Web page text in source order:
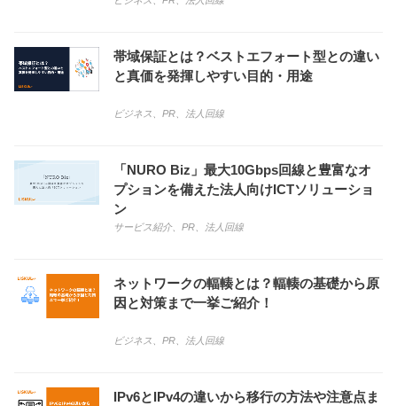
帯域保証とは？ベストエフォート型との違い
と真価を発揮しやすい目的・用途
ビジネス PR 法人回線
「NURO Biz」最大10Gbps回線と豊富なオ
プションを備えた法人向けICTソリューショ
ン
サービス紹介、 PR 法人回線
ネットワークの輻輳とは？輻輳の基礎から原
因と対策まで一挙ご紹介！
ビジネス PR 法人回線
IPv6とIPv4の違いから移行の方法や注意点ま